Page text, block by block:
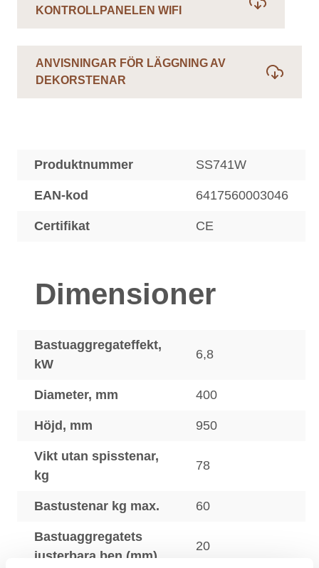
KONTROLLPANELEN WIFI
ANVISNINGAR FÖR LÄGGNING AV
DEKORSTENAR
Produktnummer SS741W
EAN-kod 6417560003046
Certifikat CE
Dimensioner
Bastuaggregateffekt,
kW
6,8
Diameter, mm 400
Höjd, mm 950
Vikt utan spisstenar,
kg
78
Bastustenar kg max. 60
Bastuaggregatets
justerbara ben (mm)
20